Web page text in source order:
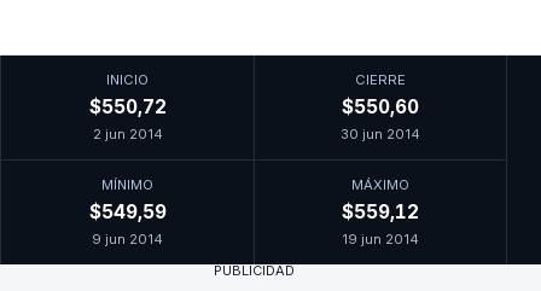
INICIO
$550,72
2 jun 2014
CIERRE
$550,60
30 jun 2014
MÍNIMO
$549,59
9 jun 2014
MÁXIMO
$559,12
19 jun 2014
PUBLICIDAD